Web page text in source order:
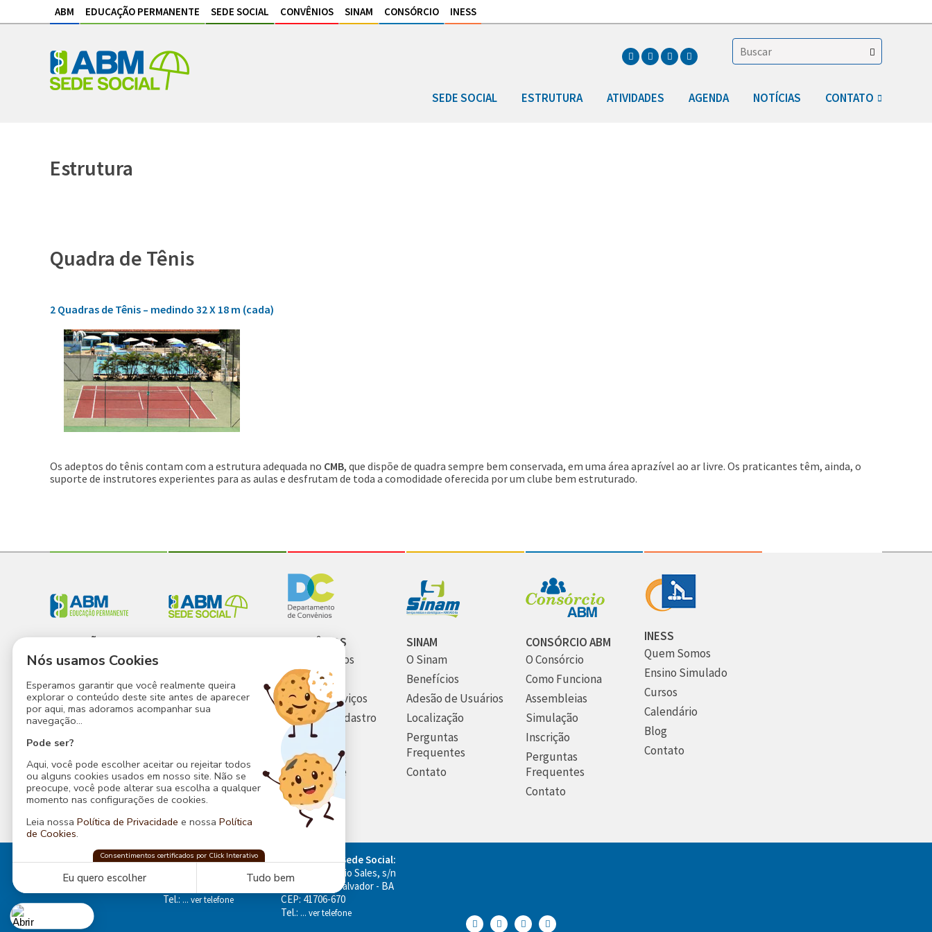
ABM EDUCAÇÃO PERMANENTE SEDE SOCIAL CONVÊNIOS SINAM CONSÓRCIO INESS
SEDE SOCIAL ESTRUTURA ATIVIDADES AGENDA NOTÍCIAS CONTATO
Estrutura
Quadra de Tênis
2 Quadras de Tênis – medindo 32 X 18 m (cada)
Os adeptos do tênis contam com a estrutura adequada no CMB, que dispõe de quadra sempre bem conservada, em uma área aprazível ao ar livre. Os praticantes têm, ainda, o
suporte de instrutores experientes para as aulas e desfrutam de toda a comodidade oferecida por um clube bem estruturado.
EDUCAÇÃO
PERMANENTE
Permanente
Nossos Espaços
Nossos Serviços
Eventos
Contato
SEDE SOCIAL
Estrutura
Atividades
CONVÊNIOS
Quem Somos
Estrutura
Nossos Serviços
Faça seu Cadastro
Contato
Politicas de
Privacidade
SINAM
O Sinam
Benefícios
Adesão de Usuários
Localização
Perguntas
Frequentes
Contato
CONSÓRCIO ABM
O Consórcio
Como Funciona
Assembleias
Simulação
Inscrição
Perguntas
Frequentes
Contato
INESS
Quem Somos
Ensino Simulado
Cursos
Calendário
Blog
Contato
Rua Baependi, 162
Ondina, Salvador - Bahia
Tel.: ... ver telefone
Endereço da Sede Social:
Av. Dom Eugênio Sales, s/n
Boca do Rio, Salvador - BA
CEP: 41706-670
Tel.: ... ver telefone
Nós usamos Cookies
Esperamos garantir que você realmente queira
explorar o conteúdo deste site antes de aparecer
por aqui, mas adoramos acompanhar sua
navegação...
Pode ser?
Aqui, você pode escolher aceitar ou rejeitar todos
ou alguns cookies usados em nosso site. Não se
preocupe, você pode alterar sua escolha a qualquer
momento nas configurações de cookies.
Leia nossa Política de Privacidade e nossa Política
de Cookies.
Consentimentos certificados por Click Interativo
ABM Sede Socialconfia naClick Interativopara proteger sua
Eu quero escolher Tudo bem